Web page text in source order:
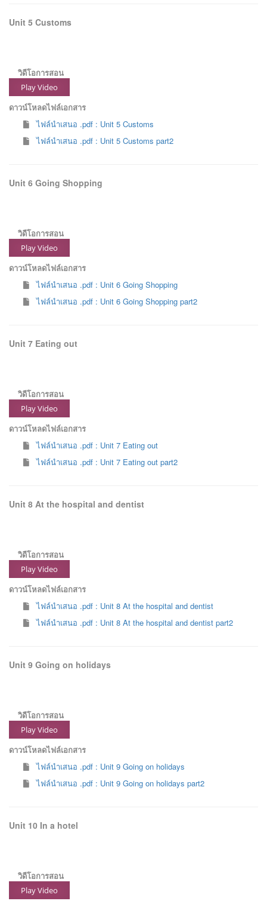
Unit 5 Customs
วิดีโอการสอน
Play Video
ดาวน์โหลดไฟล์เอกสาร
ไฟล์นำเสนอ .pdf : Unit 5 Customs
ไฟล์นำเสนอ .pdf : Unit 5 Customs part2
Unit 6 Going Shopping
วิดีโอการสอน
Play Video
ดาวน์โหลดไฟล์เอกสาร
ไฟล์นำเสนอ .pdf : Unit 6 Going Shopping
ไฟล์นำเสนอ .pdf : Unit 6 Going Shopping part2
Unit 7 Eating out
วิดีโอการสอน
Play Video
ดาวน์โหลดไฟล์เอกสาร
ไฟล์นำเสนอ .pdf : Unit 7 Eating out
ไฟล์นำเสนอ .pdf : Unit 7 Eating out part2
Unit 8 At the hospital and dentist
วิดีโอการสอน
Play Video
ดาวน์โหลดไฟล์เอกสาร
ไฟล์นำเสนอ .pdf : Unit 8 At the hospital and dentist
ไฟล์นำเสนอ .pdf : Unit 8 At the hospital and dentist part2
Unit 9 Going on holidays
วิดีโอการสอน
Play Video
ดาวน์โหลดไฟล์เอกสาร
ไฟล์นำเสนอ .pdf : Unit 9 Going on holidays
ไฟล์นำเสนอ .pdf : Unit 9 Going on holidays part2
Unit 10 In a hotel
วิดีโอการสอน
Play Video